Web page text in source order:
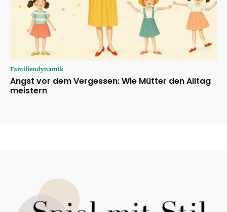
Familiendynamik
Angst vor dem Vergessen: Wie Mütter den Alltag
meistern